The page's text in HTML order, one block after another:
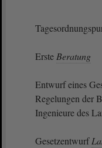
Erste Beratung
Entwurf eines
Regelungen der
Ingenieure des
Gesetzentwurf